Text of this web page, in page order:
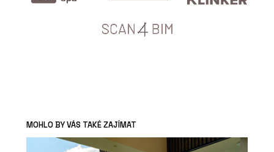
MOHLO BY VÁS TAKÉ ZAJÍMAT